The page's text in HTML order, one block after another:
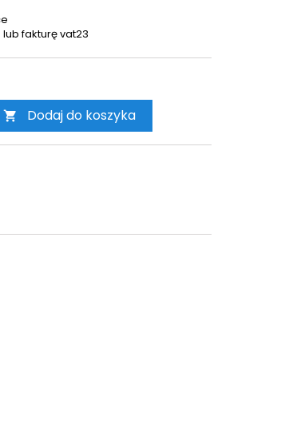
fakturę vat23
 Dodaj do koszyka